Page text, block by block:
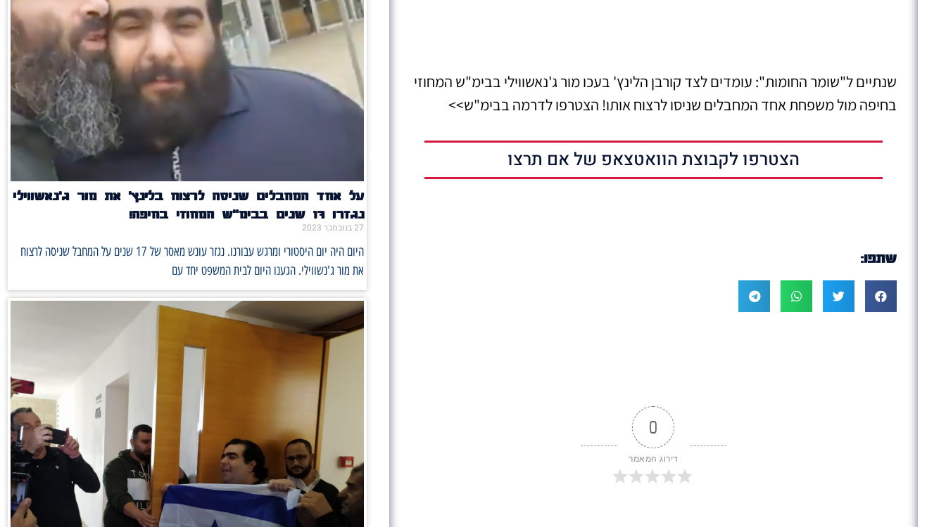
שנתיים ל"שומר החומות": עומדים לצד קורבן הלינץ' בעכו מור ג'נאשווילי בבימ"ש המחוזי
בחיפה מול משפחת אחד המחבלים שניסו לרצוח אותו! הצטרפו לדרמה בבימ"ש>>
הצטרפו לקבוצת הוואטצאפ של אם תרצו
שתפו:
0
דירוג המאמר
על אחד המחבלים שניסה לרצוח בלינץ' את מור ג'נאשווילי
נגזרו 17 שנים בבימ"ש המחוזי בחיפה!
27 בנובמבר 2023
היום היה יום היסטורי ומרגש עבורנו. נגזר עונש מאסר של 17 שנים על המחבל שניסה לרצוח
את מור ג'נשווילי. הגענו היום לבית המשפט יחד עם